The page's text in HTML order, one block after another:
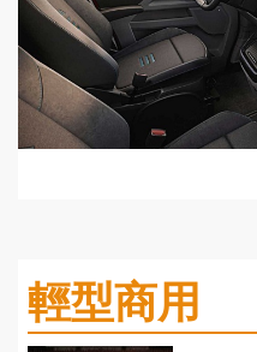
輕型商用